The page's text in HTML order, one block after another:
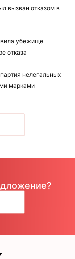
вызван отказом в
убежище
отказа
нелегальных
марками